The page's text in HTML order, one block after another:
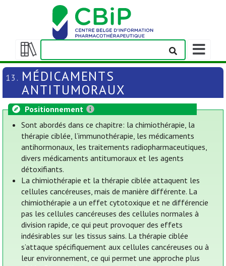
Afficher/masquer
la
table
des
matières
Afficher/
la
barre
13. MÉDICAMENTS
ANTITUMORAUX
Positionnement
Sont abordés dans ce chapitre: la chimiothérapie, la
thérapie ciblée, l’immunothérapie, les médicaments
antihormonaux, les traitements radiopharmaceutiques,
divers médicaments antitumoraux et les agents
détoxifiants.
La chimiothérapie et la thérapie ciblée attaquent les
cellules cancéreuses, mais de manière différente. La
chimiothérapie a un effet cytotoxique et ne différencie
pas les cellules cancéreuses des cellules normales à
division rapide, ce qui peut provoquer des effets
indésirables sur les tissus sains. La thérapie ciblée
s’attaque spécifiquement aux cellules cancéreuses ou à
leur environnement, ce qui permet une approche plus